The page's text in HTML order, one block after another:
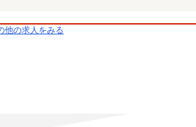
他の求人をみる